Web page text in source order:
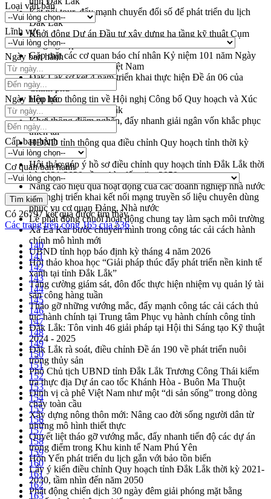
Kết nối tour, đẩy mạnh chuyển đổi số để phát triển du lịch
Đắk Lắk
Khởi động Dự án Đầu tư xây dựng hạ tầng kỹ thuật Cụm
công nghiệp Tân Tiến
Gặp mặt các cơ quan báo chí nhân Kỷ niệm 101 năm Ngày
Báo chí Cách mạng Việt Nam
Đắk Lắk sơ kết 4 năm triển khai thực hiện Đề án 06 của
Chính phủ
Họp báo thông tin về Hội nghị Công bố Quy hoạch và Xúc
tiến đầu tư tỉnh Đắk Lắk
Khơi thông điểm nghẽn, đẩy nhanh giải ngân vốn khắc phục
thiên tai
HĐND tỉnh thông qua điều chỉnh Quy hoạch tỉnh thời kỳ
2021-2030
Hội thảo góp ý hồ sơ điều chỉnh quy hoạch tỉnh Đắk Lắk thời
kỳ 2021-2030, tầm nhìn đến năm 2050
Nâng cao hiệu quả hoạt động của các doanh nghiệp nhà nước
Hội nghị triển khai kết nối mạng truyền số liệu chuyên dùng
phục vụ cơ quan Đảng, Nhà nước
Lễ phát động chuỗi hoạt động chung tay làm sạch môi trường
Xã Ea Kar bước chuyển mình trong công tác cải cách hành
chính mô hình mới
UBND tỉnh họp báo định kỳ tháng 4 năm 2026
Hội thảo khoa học “Giải pháp thúc đẩy phát triển nền kinh tế
xanh tại tỉnh Đắk Lắk”
Tăng cường giám sát, đôn đốc thực hiện nhiệm vụ quản lý tài
sản công hàng tuần
Tháo gỡ những vướng mắc, đẩy mạnh công tác cải cách thủ
tục hành chính tại Trung tâm Phục vụ hành chính công tỉnh
Đắk Lắk: Tôn vinh 46 giải pháp tại Hội thi Sáng tạo Kỹ thuật
2024 - 2025
Đắk Lắk rà soát, điều chỉnh Đề án 190 về phát triển nuôi
trồng thủy sản
Phó Chủ tịch UBND tỉnh Đắk Lắk Trương Công Thái kiểm
tra thực địa Dự án cao tốc Khánh Hòa - Buôn Ma Thuột
Định vị cà phê Việt Nam như một “di sản sống” trong dòng
chảy toàn cầu
Xây dựng nông thôn mới: Nâng cao đời sống người dân từ
những mô hình thiết thực
Quyết liệt tháo gỡ vướng mắc, đẩy nhanh tiến độ các dự án
trọng điểm trong Khu kinh tế Nam Phú Yên
Hòn Yến phát triển du lịch gắn với bảo tồn biển
Lấy ý kiến điều chỉnh Quy hoạch tỉnh Đắk Lắk thời kỳ 2021-
2030, tầm nhìn đến năm 2050
Phát động chiến dịch 30 ngày đêm giải phóng mặt bằng
Loại văn bản
Lĩnh vực
Ngày ban hành
Ngày hiệu lực
Cấp ban hành
Cơ quan ban hành
Có 26797kết quả được tìm thấy
Các trang trên cổng 165 của 536
140
141
142
143
144
145
146
147
148
149
150
151
152
153
154
155
156
157
158
159
160
161
162
163